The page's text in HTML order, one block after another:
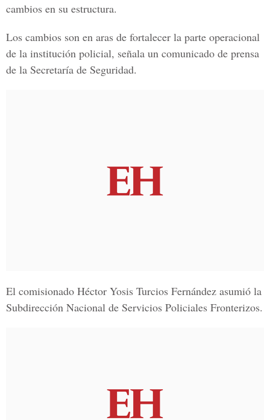
cambios en su estructura.
Los cambios son en aras de fortalecer la parte operacional
de la institución policial, señala un comunicado de prensa
de la Secretaría de Seguridad.
El comisionado Héctor Yosis Turcios Fernández asumió la
Subdirección Nacional de Servicios Policiales Fronterizos.